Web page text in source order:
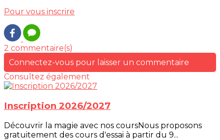
Pour vous inscrire
2 commentaire(s)
Connectez-vous pour laisser un commentaire
Consultez également
Inscription 2026/2027
Découvrir la magie avec nos coursNous proposons
gratuitement des cours d'essai à partir du 9...